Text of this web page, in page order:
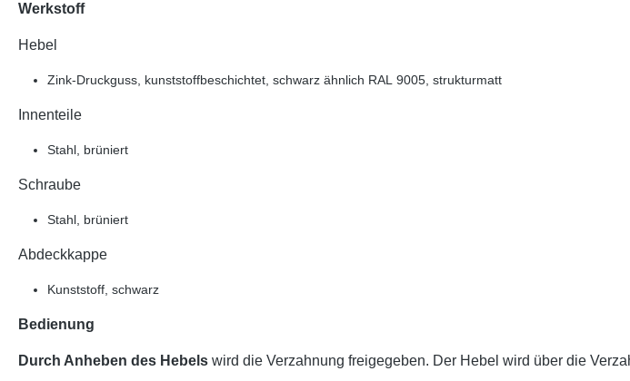
Werkstoff
Hebel
Zink-Druckguss, kunststoffbeschichtet, schwarz ähnlich RAL 9005, strukturmatt
Innenteile
Stahl, brüniert
Schraube
Stahl, brüniert
Abdeckkappe
Kunststoff, schwarz
Bedienung
Durch Anheben des Hebels wird die Verzahnung freigegeben. Der Hebel wird über die